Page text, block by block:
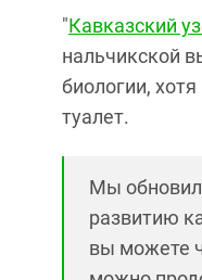
"Кавказский
нальчикской
биологии,
туалет.
Мы
развитию
вы можете